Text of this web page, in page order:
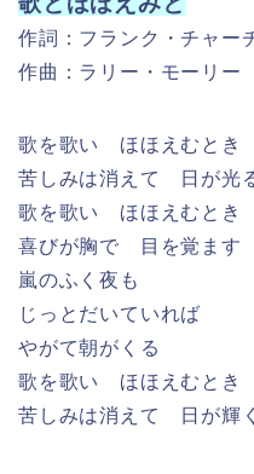
苦しみは消えて 日が輝く
口笛ふいて働こう
作曲：ラリー・モーリー
そうじのコツを
口笛を明るく吹き鳴らして
たちまちきれい
てきぱき働けばいい気分
このほうき いとしい人と
ダンスを踊るつもり
(ああ、ダメよダメ。